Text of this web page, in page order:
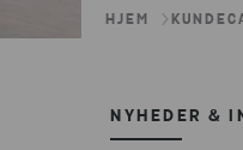
HJEM
NYHEDER &